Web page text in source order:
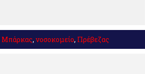
Μπάρκας, νοσοκομείο, Πρέβεζας